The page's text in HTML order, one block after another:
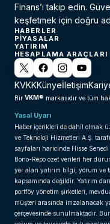
Finans’ı takip edin.
keşfetmek için doğru
HABERLER
PIYASALAR
YATIRIM
HESAPLAMA ARAÇLARI
KVKKKünyeİletişim
Bir VKM® markasıdır ve tüm
Yasal Uyarı
Haber içerikleri de dahil olmak
ve Teknoloji Hizmetleri A.Ş.
sayfaları haricinde Hisse
Bono-Repo özet verileri her
yer alan yatırım bilgi, yorum ve
kapsamında değildir. Yatırım
portföy yönetim şirketleri,
müşteri arasında imzalanacak
çerçevesinde sunulmaktadır.